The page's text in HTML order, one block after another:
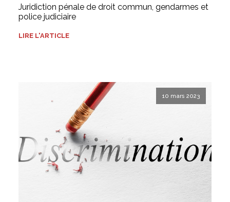
Juridiction pénale de droit commun, gendarmes et
police judiciaire
LIRE L'ARTICLE
10 mars 2023